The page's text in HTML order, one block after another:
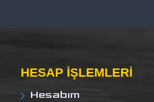
HESAP IŞLEMLERI
Hesabım